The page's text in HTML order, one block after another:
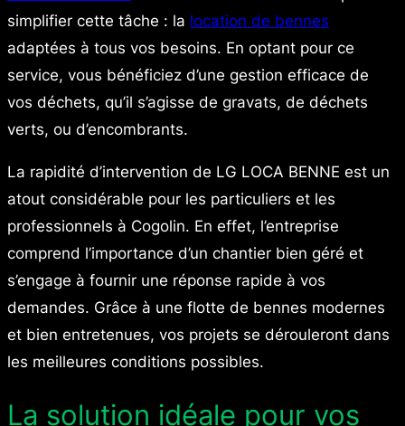
simplifier cette tâche : la location de bennes
adaptées à tous vos besoins. En optant pour ce
service, vous bénéficiez d’une gestion efficace de
vos déchets, qu’il s’agisse de gravats, de déchets
verts, ou d’encombrants.
La rapidité d’intervention de LG LOCA BENNE est un
atout considérable pour les particuliers et les
professionnels à Cogolin. En effet, l’entreprise
comprend l’importance d’un chantier bien géré et
s’engage à fournir une réponse rapide à vos
demandes. Grâce à une flotte de bennes modernes
et bien entretenues, vos projets se dérouleront dans
les meilleures conditions possibles.
La solution idéale pour vos